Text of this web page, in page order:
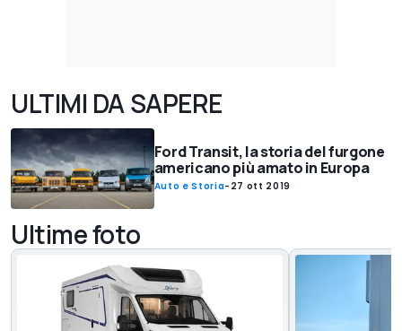
ULTIMI DA SAPERE
Ford Transit, la storia del furgone
americano più amato in Europa
Auto e Storia- 27 ott 2019
Ultime foto